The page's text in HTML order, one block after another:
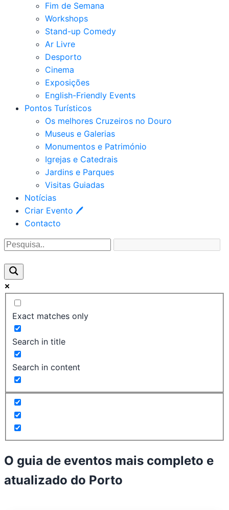
Fim de Semana
Workshops
Stand-up Comedy
Ar Livre
Desporto
Cinema
Exposições
English-Friendly Events
Pontos Turísticos
Os melhores Cruzeiros no Douro​
Museus e Galerias
Monumentos e Património
Igrejas e Catedrais
Jardins e Parques
Visitas Guiadas
Notícias
Criar Evento 🖊
Contacto
Exact matches only
Search in title
Search in content
O guia de eventos mais completo e
atualizado do Porto